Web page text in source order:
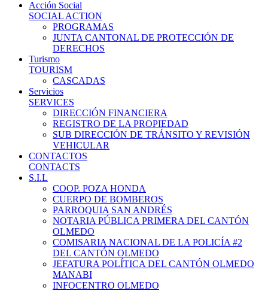
Acción Social
SOCIAL ACTION
PROGRAMAS
JUNTA CANTONAL DE PROTECCIÓN DE
DERECHOS
Turismo
TOURISM
CASCADAS
Servicios
SERVICES
DIRECCIÓN FINANCIERA
REGISTRO DE LA PROPIEDAD
SUB DIRECCIÓN DE TRÁNSITO Y REVISIÓN
VEHICULAR
CONTACTOS
CONTACTS
S.I.L
COOP. POZA HONDA
CUERPO DE BOMBEROS
PARROQUIA SAN ANDRÉS
NOTARIA PÚBLICA PRIMERA DEL CANTÓN
OLMEDO
COMISARIA NACIONAL DE LA POLICÍA #2
DEL CANTÓN OLMEDO
JEFATURA POLÍTICA DEL CANTÓN OLMEDO
MANABI
INFOCENTRO OLMEDO